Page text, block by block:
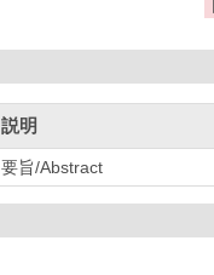
説明
要旨/Abstract